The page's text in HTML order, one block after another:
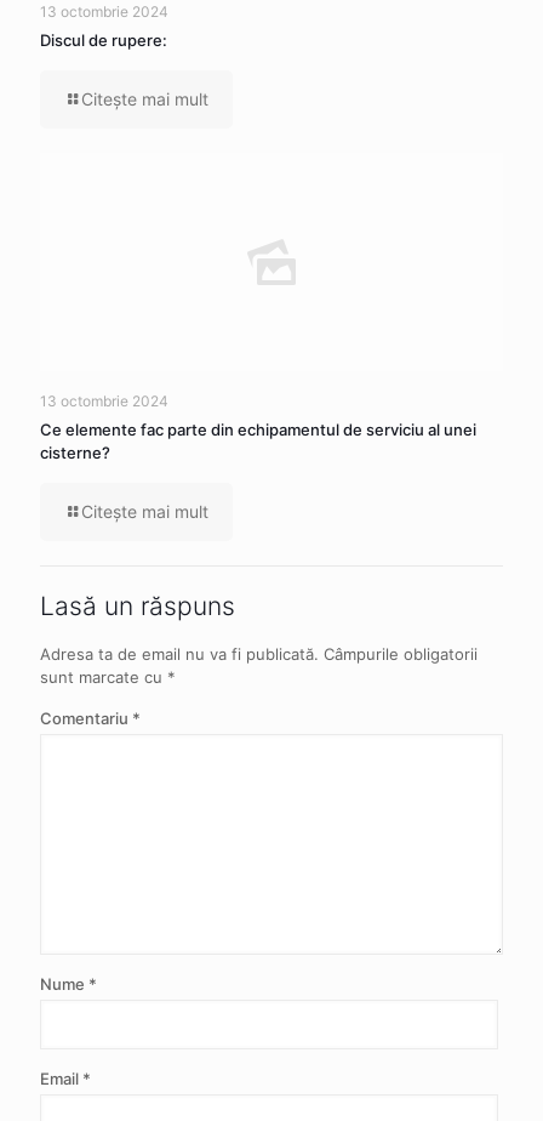
13 octombrie 2024
Discul de rupere:
Citeşte mai mult
13 octombrie 2024
Ce elemente fac parte din echipamentul de serviciu al unei
cisterne?
Citeşte mai mult
Lasă un răspuns
Adresa ta de email nu va fi publicată. Câmpurile obligatorii
sunt marcate cu *
Comentariu *
Nume *
Email *